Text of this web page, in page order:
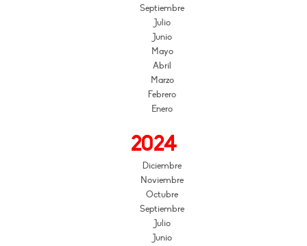
Septiembre
Julio
Junio
Mayo
Abril
Marzo
Febrero
Enero
2024
Diciembre
Noviembre
Octubre
Septiembre
Julio
Junio